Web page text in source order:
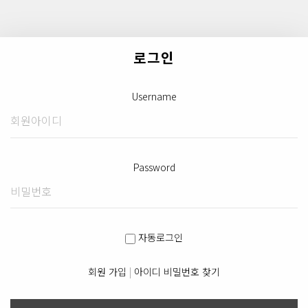
로그인
Username
Password
자동로그인
회원 가입 | 아이디 비밀번호 찾기